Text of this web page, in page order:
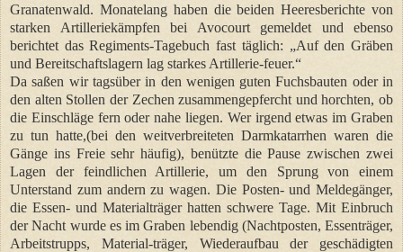
Granatenwald. Monatelang haben die beiden Heeresberichte von
starken Artilleriekämpfen bei Avocourt gemeldet und ebenso
berichtet das Regiments-Tagebuch fast täglich: „Auf den Gräben
und Bereitschaftslagern lag starkes Artillerie-feuer.“
Da saßen wir tagsüber in den wenigen guten Fuchsbauten oder in
den alten Stollen der Zechen zusammengepfercht und horchten, ob
die Einschläge fern oder nahe liegen. Wer irgend etwas im Graben
zu tun hatte,(bei den weitverbreiteten Darmkatarrhen waren die
Gänge ins Freie sehr häufig), benützte die Pause zwischen zwei
Lagen der feindlichen Artillerie, um den Sprung von einem
Unterstand zum andern zu wagen. Die Posten- und Meldegänger,
die Essen- und Materialträger hatten schwere Tage. Mit Einbruch
der Nacht wurde es im Graben lebendig (Nachtposten, Essenträger,
Arbeitstrupps, Material-träger, Wiederaufbau der geschädigten